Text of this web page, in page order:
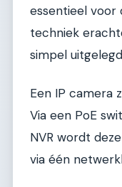
essentieel voor
techniek
simpel
Een IP camera
Via een PoE
NVR wordt
via één